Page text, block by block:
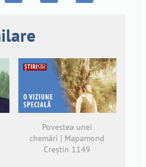
Povestea unei
chemări | Mapamond
Creștin 1149